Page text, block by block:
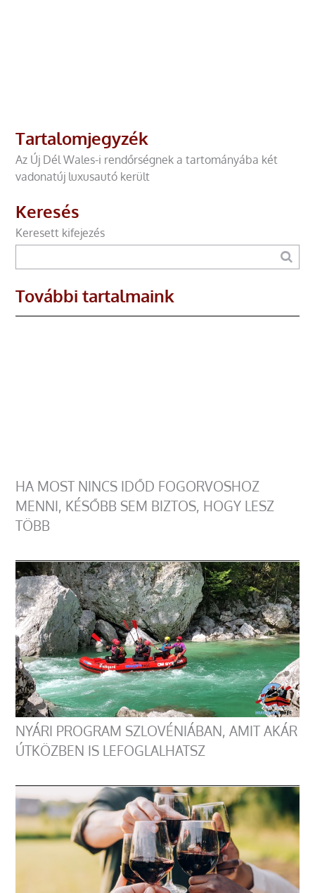
Tartalomjegyzék
Az Új Dél Wales-i rendőrségnek a tartományába két
vadonatúj luxusautó került
Keresés
Keresett kifejezés
További tartalmaink
HA MOST NINCS IDŐD FOGORVOSHOZ
MENNI, KÉSŐBB SEM BIZTOS, HOGY LESZ
TÖBB
NYÁRI PROGRAM SZLOVÉNIÁBAN, AMIT AKÁR
ÚTKÖZBEN IS LEFOGLALHATSZ